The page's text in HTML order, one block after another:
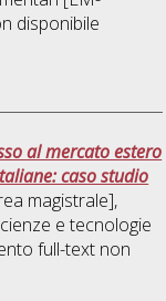
disponibile
al mercato estero
caso studio
magistrale],
e tecnologie
full-text non